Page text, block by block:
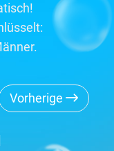
Vorherige